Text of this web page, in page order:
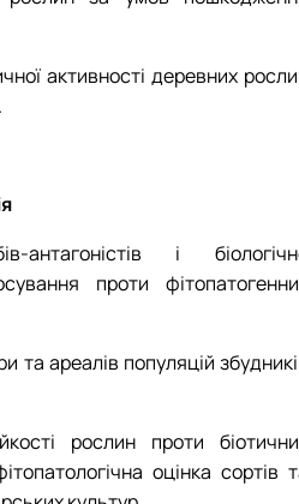
активності деревних
антагоністів і
проти
та ареалів популяцій
рослин проти
оцінка сортів